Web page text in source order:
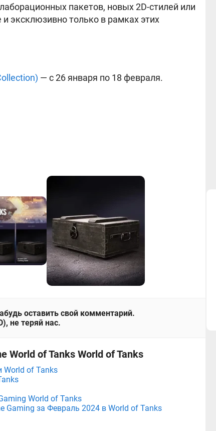
пакетов, новых 2D-стилей или
эксклюзивно только в рамках этих
— c 26 января по 18 февраля.
оставить свой комментарий.
не теряй нас.
World of Tanks World of Tanks
World of Tanks
World of Tanks
Gaming за Февраль 2024 в World of Tanks